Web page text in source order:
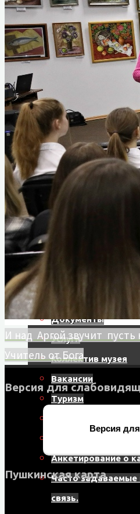
Борисенко
Голубев Георгий
Гусаров Григорий
Донских
Козаченко
Мурашов Павел
Сухих Николай
Назаровский тыл
Статьи о ветеранах
Книга памяти
Воспоминания
Аудиовизуальный
Информация
Документы
Услуги
Коллектив музея
Вакансии
Туризм
Анкетирование о
Часто задаваемые
связь.
И над Аргой звучит пусть
Учитель от Бога
Версия для
Версия
Пушкинская карта